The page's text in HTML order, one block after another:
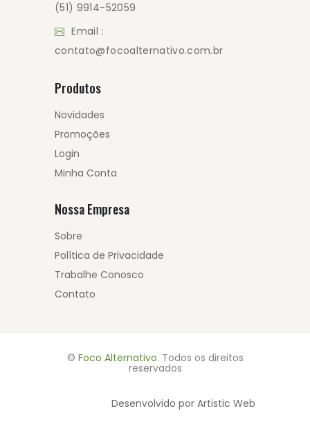
(51) 9914-52059
Email :
contato@focoalternativo.com.br
Produtos
Novidades
Promoções
Login
Minha Conta
Nossa Empresa
Sobre
Política de Privacidade
Trabalhe Conosco
Contato
© Foco Alternativo. Todos os direitos
reservados
Desenvolvido por Artistic Web